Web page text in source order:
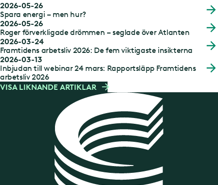
2026-05-26
Spara energi – men hur?
2026-05-26
Roger förverkligade drömmen – seglade över Atlanten
2026-03-24
Framtidens arbetsliv 2026: De fem viktigaste insikterna
2026-03-13
Inbjudan till webinar 24 mars: Rapportsläpp Framtidens
arbetsliv 2026
VISA LIKNANDE ARTIKLAR